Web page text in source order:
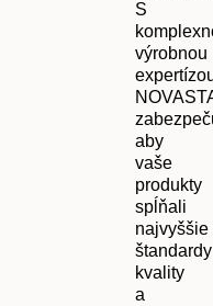
S
výrobnou
aby
vaše
produkty
spĺňali
najvyššie
štandardy
kvality
a